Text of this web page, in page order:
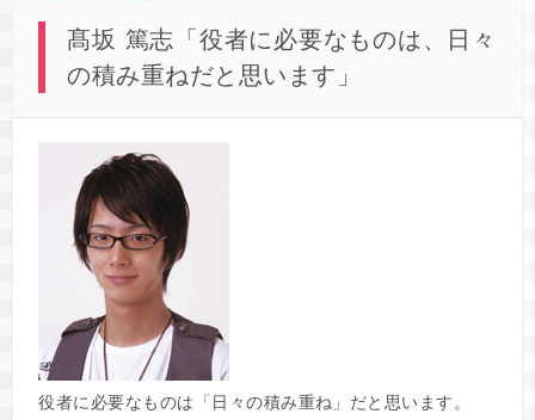
髙坂 篤志「役者に必要なものは、日々
の積み重ねだと思います」
役者に必要なものは「日々の積み重ね」だと思います。